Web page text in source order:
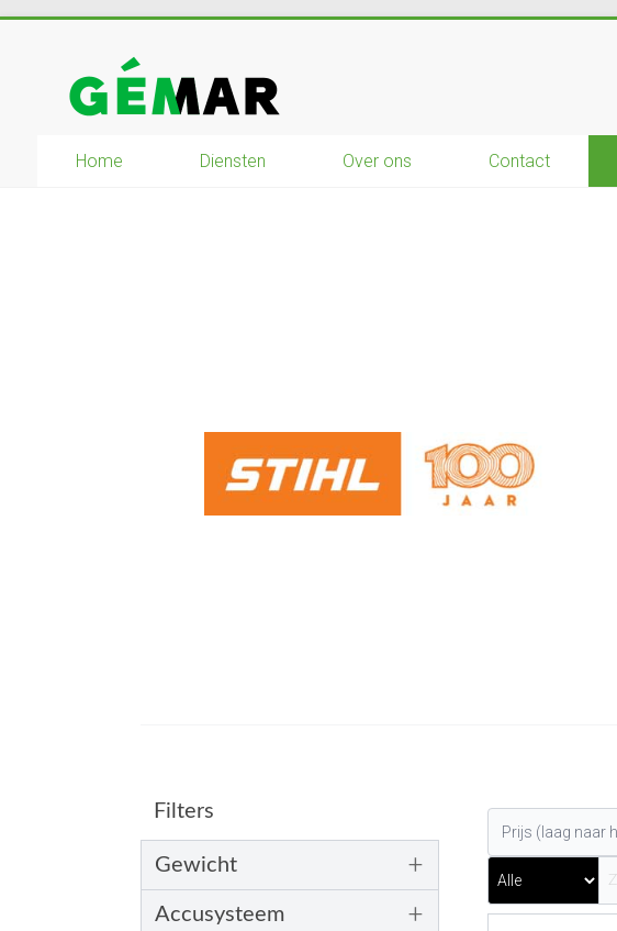
GEMAR
Home Diensten Over ons Contact
Filters
Gewicht +
Accusysteem +